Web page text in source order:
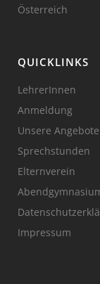
Österreich
QUICKLINKS
LehrerInnen
Anmeldung
Unsere Angebote
Sprechstunden
Elternverein
Impressum